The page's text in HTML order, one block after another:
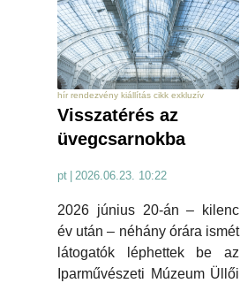
hír rendezvény kiállítás cikk exkluzív
Visszatérés az
üvegcsarnokba
pt | 2026.06.23. 10:22
2026 június 20-án – kilenc
év után – néhány órára ismét
látogatók léphettek be az
Iparművészeti Múzeum Üllői